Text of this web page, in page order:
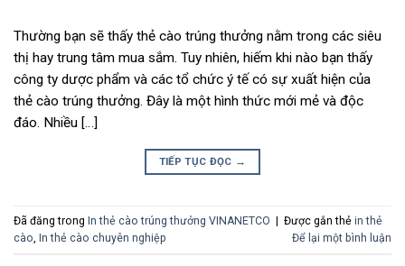
Thường bạn sẽ thấy thẻ cào trúng thưởng nằm trong các siêu
thị hay trung tâm mua sắm. Tuy nhiên, hiếm khi nào bạn thấy
công ty dược phẩm và các tổ chức ý tế có sự xuất hiện của
thẻ cào trúng thưởng. Đây là một hình thức mới mẻ và độc
đáo. Nhiều […]
TIẾP TỤC ĐỌC →
Đã đăng trong In thẻ cào trúng thưởng VINANETCO | Được gắn thẻ in thẻ
cào In thẻ cào chuyên nghiệp Để lại một bình luận